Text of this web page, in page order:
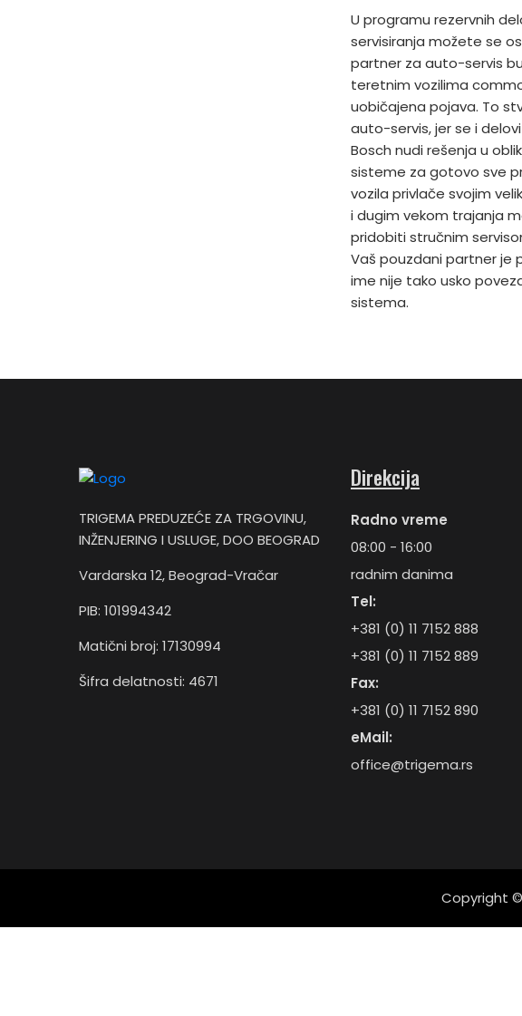
U programu rezervnih
servisiranja možete se
partner za auto-servis
teretnim vozilima
uobičajena pojava. To
auto-servis, jer se i
Bosch nudi rešenja u
sisteme za gotovo sve
vozila privlače svojim
i dugim vekom trajanja
pridobiti stručnim
Vaš pouzdani partner je
ime nije tako usko
sistema.
TRIGEMA PREDUZEĆE ZA TRGOVINU,
INŽENJERING I USLUGE, DOO BEOGRAD
Vardarska 12, Beograd-Vračar
PIB: 101994342
Matični broj: 17130994
Šifra delatnosti: 4671
Direkcija
Radno vreme
08:00 - 16:00
radnim danima
Tel:
+381 (0) 11 7152 888
+381 (0) 11 7152 889
Fax:
+381 (0) 11 7152 890
eMail:
office@trigema.rs
Copyright ©